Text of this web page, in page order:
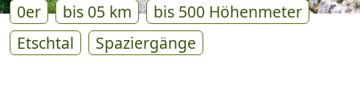
0er bis 05 km
bis 500 Höhenmeter
Etschtal
Spaziergänge